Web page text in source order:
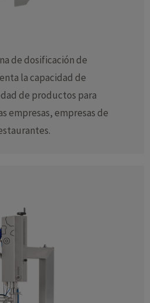
de dosificación de
la capacidad de
de productos para
empresas, empresas de